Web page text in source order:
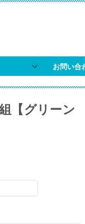
お問い合
【グリーン